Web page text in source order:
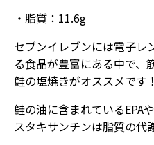
・脂質：11.6g
セブンイレブンには電子レ
る食品が豊富にある中で、
鮭の塩焼きがオススメです！
鮭の油に含まれているEPA
スタキサンチンは脂質の代